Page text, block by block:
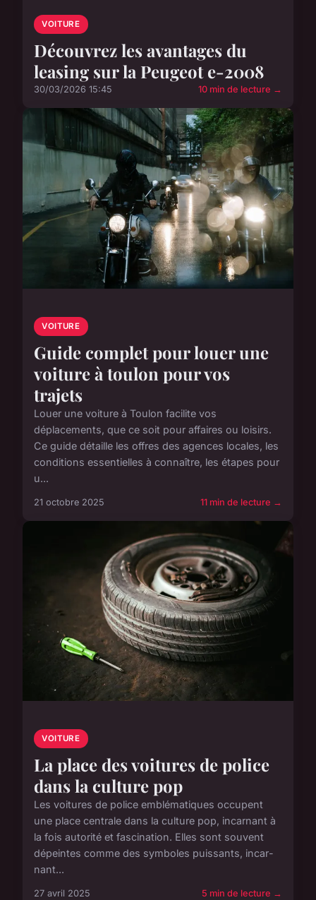
VOITURE
Découvrez les avantages du
leasing sur la Peugeot e-2008
30/03/2026 15:45 10 min de lecture →
VOITURE
Guide complet pour louer une
voiture à toulon pour vos
trajets
Louer une voiture à Toulon facilite vos
déplacements, que ce soit pour affaires ou loisirs.
Ce guide détaille les offres des agences locales, les
conditions essentielles à connaître, les étapes pour
u...
21 octobre 2025 11 min de lecture →
VOITURE
La place des voitures de police
dans la culture pop
Les voitures de police emblématiques occupent
une place centrale dans la culture pop, incarnant à
la fois autorité et fascination. Elles sont souvent
dépeintes comme des symboles puissants, incar­
nant...
27 avril 2025 5 min de lecture →